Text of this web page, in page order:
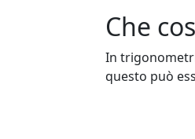
Che
In
questo può